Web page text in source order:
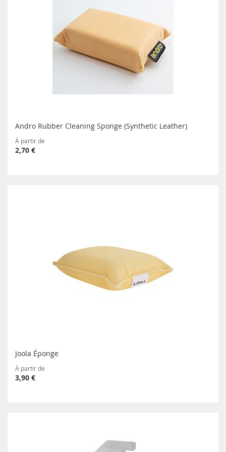
Andro Rubber Cleaning Sponge (Synthetic Leather)
À partir de
2,70 €
Joola Éponge
À partir de
3,90 €